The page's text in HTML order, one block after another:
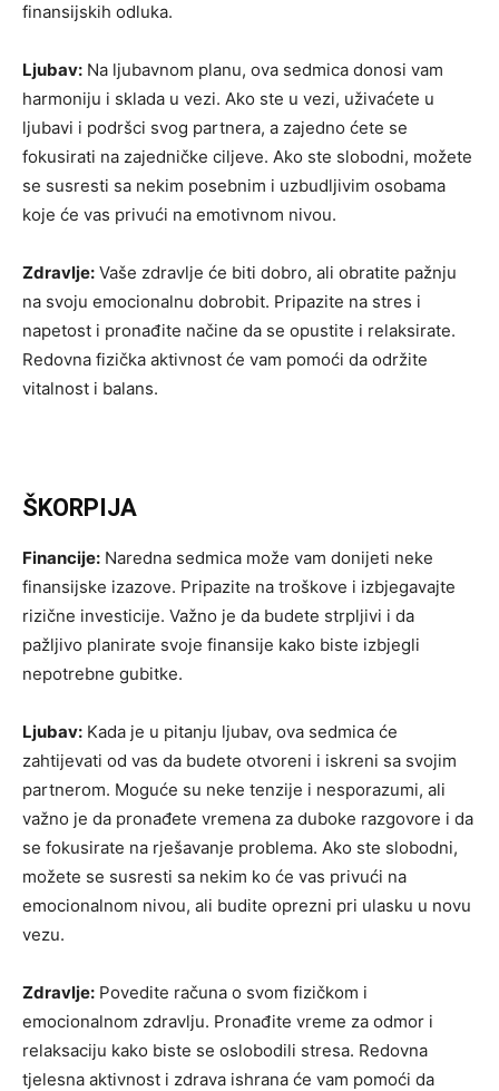
finansijskih odluka.
Ljubav: Na ljubavnom planu, ova sedmica donosi vam
harmoniju i sklada u vezi. Ako ste u vezi, uživaćete u
ljubavi i podršci svog partnera, a zajedno ćete se
fokusirati na zajedničke ciljeve. Ako ste slobodni, možete
se susresti sa nekim posebnim i uzbudljivim osobama
koje će vas privući na emotivnom nivou.
Zdravlje: Vaše zdravlje će biti dobro, ali obratite pažnju
na svoju emocionalnu dobrobit. Pripazite na stres i
napetost i pronađite načine da se opustite i relaksirate.
Redovna fizička aktivnost će vam pomoći da održite
vitalnost i balans.
ŠKORPIJA
Financije: Naredna sedmica može vam donijeti neke
finansijske izazove. Pripazite na troškove i izbjegavajte
rizične investicije. Važno je da budete strpljivi i da
pažljivo planirate svoje finansije kako biste izbjegli
nepotrebne gubitke.
Ljubav: Kada je u pitanju ljubav, ova sedmica će
zahtijevati od vas da budete otvoreni i iskreni sa svojim
partnerom. Moguće su neke tenzije i nesporazumi, ali
važno je da pronađete vremena za duboke razgovore i da
se fokusirate na rješavanje problema. Ako ste slobodni,
možete se susresti sa nekim ko će vas privući na
emocionalnom nivou, ali budite oprezni pri ulasku u novu
vezu.
Zdravlje: Povedite računa o svom fizičkom i
emocionalnom zdravlju. Pronađite vreme za odmor i
relaksaciju kako biste se oslobodili stresa. Redovna
tjelesna aktivnost i zdrava ishrana će vam pomoći da